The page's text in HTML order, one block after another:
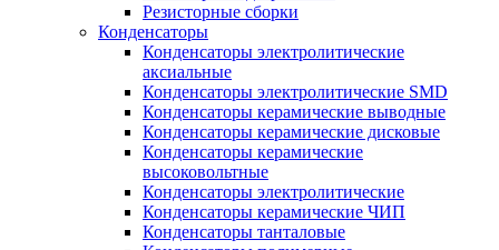
Резисторные сборки
Конденсаторы
Конденсаторы электролитические
аксиальные
Конденсаторы электролитические SMD
Конденсаторы керамические выводные
Конденсаторы керамические дисковые
Конденсаторы керамические
высоковольтные
Конденсаторы электролитические
Конденсаторы керамические ЧИП
Конденсаторы танталовые